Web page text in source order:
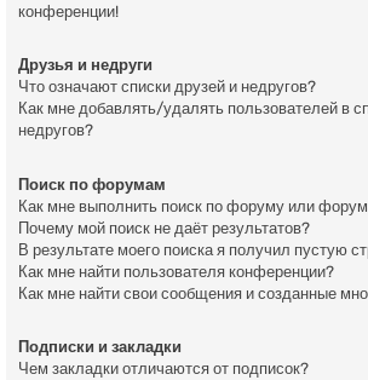
конференции!
Друзья и недруги
Что означают списки друзей и недругов?
Как мне добавлять/удалять пользователей в
недругов?
Поиск по форумам
Как мне выполнить поиск по форуму или
Почему мой поиск не даёт результатов?
В результате моего поиска я получил пустую
Как мне найти пользователя конференции?
Как мне найти свои сообщения и созданные
Подписки и закладки
Чем закладки отличаются от подписок?